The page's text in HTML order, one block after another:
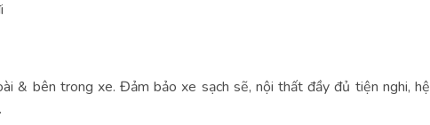
& bên trong xe. Đảm bảo xe sạch sẽ, nội thất đầy đủ tiện nghi, hệ